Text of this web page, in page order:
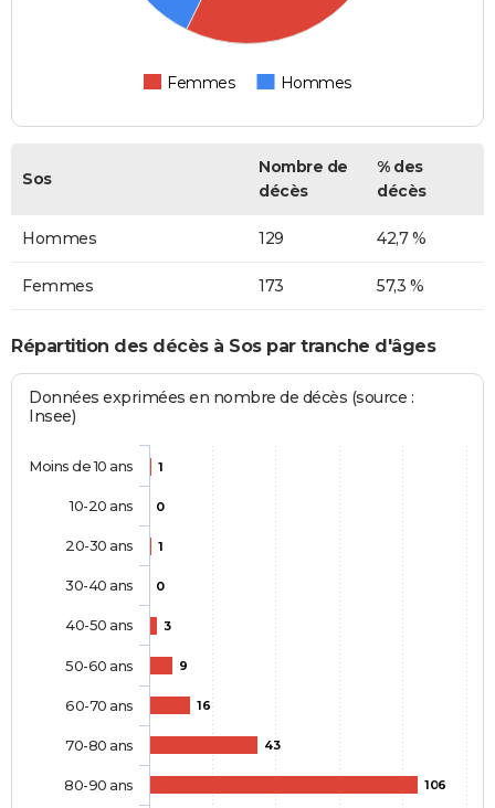
Femmes Hommes
Sos
Nombre de
décès
% des
décès
Hommes 129 42,7 %
Femmes 173 57,3 %
Répartition des décès à Sos par tranche d'âges
Données exprimées en nombre de décès (source :
Insee)
1
0
1
0
3
9
16
43
106
Moins de 10 ans
10-20 ans
20-30 ans
30-40 ans
40-50 ans
50-60 ans
60-70 ans
70-80 ans
80-90 ans